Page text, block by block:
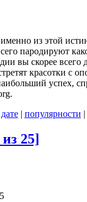
из этой
пародируют
вы скорее всего
красотки
успех,
дате| популярности |
25]